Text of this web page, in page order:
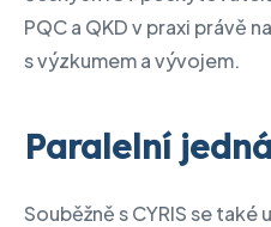
PQC a QKD v praxi právě
s výzkumem a vývojem.
Paralelní
Souběžně s CYRIS se